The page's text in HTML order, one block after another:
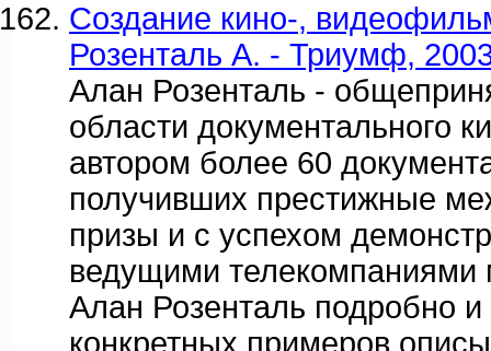
Создание кино-,
Розенталь А. - Триумф,
Алан Розенталь -
области документального
автором более 60
получивших престижные
призы и с успехом
ведущими телекомпаниями
Алан Розенталь подробно
конкретных примеров